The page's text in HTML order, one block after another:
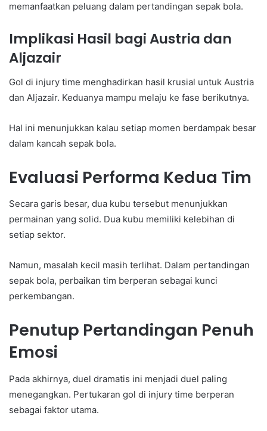
memanfaatkan peluang dalam pertandingan sepak bola.
Implikasi Hasil bagi Austria dan
Aljazair
Gol di injury time menghadirkan hasil krusial untuk Austria
dan Aljazair. Keduanya mampu melaju ke fase berikutnya.
Hal ini menunjukkan kalau setiap momen berdampak besar
dalam kancah sepak bola.
Evaluasi Performa Kedua Tim
Secara garis besar, dua kubu tersebut menunjukkan
permainan yang solid. Dua kubu memiliki kelebihan di
setiap sektor.
Namun, masalah kecil masih terlihat. Dalam pertandingan
sepak bola, perbaikan tim berperan sebagai kunci
perkembangan.
Penutup Pertandingan Penuh
Emosi
Pada akhirnya, duel dramatis ini menjadi duel paling
menegangkan. Pertukaran gol di injury time berperan
sebagai faktor utama.